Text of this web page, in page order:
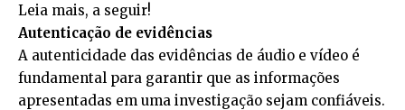
Leia mais, a seguir!
Autenticação de evidências
A autenticidade das evidências de áudio e vídeo é
fundamental para garantir que as informações
apresentadas em uma investigação sejam confiáveis.